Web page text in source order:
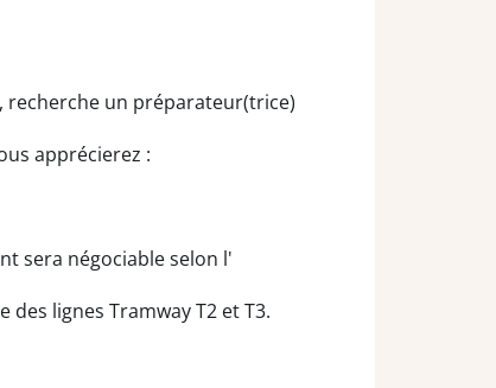
recherche un préparateur(trice)
apprécierez :
sera négociable selon l'
lignes Tramway T2 et T3.